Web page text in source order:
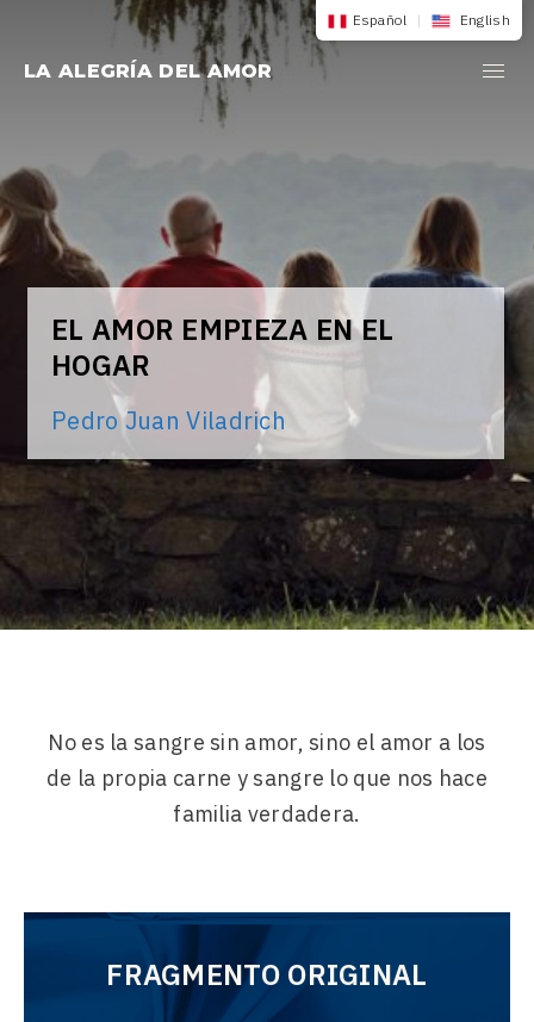
contenido
LA ALEGRÍA DEL AMOR
EL AMOR EMPIEZA EN EL
HOGAR
Pedro Juan Viladrich
Español | English
No es la sangre sin amor, sino el amor a los
de la propia carne y sangre lo que nos hace
familia verdadera.
FRAGMENTO ORIGINAL